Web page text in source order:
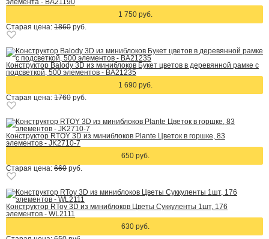
элемента - BA21190
1 750 руб.
Старая цена: 1860 руб.
Конструктор Balody 3D из миниблоков Букет цветов в деревянной рамке с
подсветкой, 500 элементов - BA21235
1 690 руб.
Старая цена: 1760 руб.
Конструктор RTOY 3D из миниблоков Plante Цветок в горшке, 83
элементов - JK2710-7
650 руб.
Старая цена: 660 руб.
Конструктор RToy 3D из миниблоков Цветы Суккуленты 1шт, 176
элементов - WL2111
630 руб.